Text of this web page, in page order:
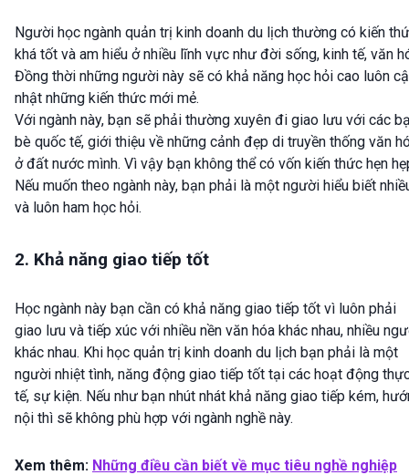
Người học ngành quản trị kinh doanh du lịch thường có kiến
khá tốt và am hiểu ở nhiều lĩnh vực như đời sống, kinh tế, văn
Đồng thời những người này sẽ có khả năng học hỏi cao luôn
nhật những kiến thức mới mẻ.
Với ngành này, bạn sẽ phải thường xuyên đi giao lưu với các
bè quốc tế, giới thiệu về những cảnh đẹp di truyền thống văn
ở đất nước mình. Vì vậy bạn không thể có vốn kiến thức hẹn
Nếu muốn theo ngành này, bạn phải là một người hiểu biết
và luôn ham học hỏi.
2. Khả năng giao tiếp tốt
Học ngành này bạn cần có khả năng giao tiếp tốt vì luôn phải
giao lưu và tiếp xúc với nhiều nền văn hóa khác nhau, nhiều
khác nhau. Khi học quản trị kinh doanh du lịch bạn phải là một
người nhiệt tình, năng động giao tiếp tốt tại các hoạt động
tế, sự kiện. Nếu như bạn nhút nhát khả năng giao tiếp kém,
nội thì sẽ không phù hợp với ngành nghề này.
Xem thêm: Những điều cần biết về mục tiêu nghề nghiệp